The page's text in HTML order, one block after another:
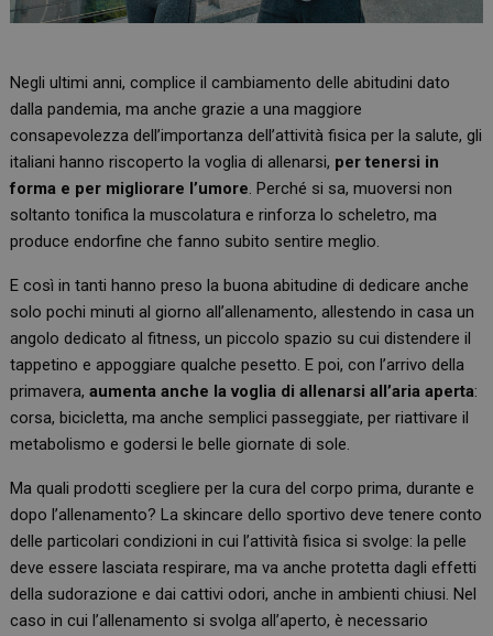
Negli ultimi anni, complice il cambiamento delle abitudini dato
dalla pandemia, ma anche grazie a una maggiore
consapevolezza dell’importanza dell’attività fisica per la salute, gli
italiani hanno riscoperto la voglia di allenarsi, per tenersi in
forma e per migliorare l’umore. Perché si sa, muoversi non
soltanto tonifica la muscolatura e rinforza lo scheletro, ma
produce endorfine che fanno subito sentire meglio.
E così in tanti hanno preso la buona abitudine di dedicare anche
solo pochi minuti al giorno all’allenamento, allestendo in casa un
angolo dedicato al fitness, un piccolo spazio su cui distendere il
tappetino e appoggiare qualche pesetto. E poi, con l’arrivo della
primavera,aumenta anche la voglia di allenarsi all’aria aperta:
corsa, bicicletta, ma anche semplici passeggiate, per riattivare il
metabolismo e godersi le belle giornate di sole.
Ma quali prodotti scegliere per la cura del corpo prima, durante e
dopo l’allenamento? La skincare dello sportivo deve tenere conto
delle particolari condizioni in cui l’attività fisica si svolge: la pelle
deve essere lasciata respirare, ma va anche protetta dagli effetti
della sudorazione e dai cattivi odori, anche in ambienti chiusi. Nel
caso in cui l’allenamento si svolga all’aperto, è necessario